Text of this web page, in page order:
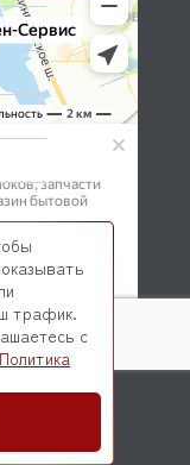
запчастей
трафик.
с
Политика